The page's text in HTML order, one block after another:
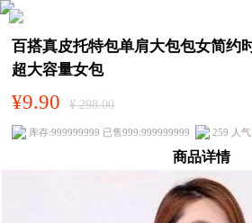
百搭真皮托特包单肩大包包女简约
超大容量女包
¥9.90 ¥ 298.00
库存:999999999 已售999:999999999 259 人气
商品详情